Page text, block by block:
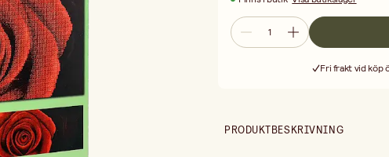
njutbar upplevelse:
Printed pattern: Ett tydligt
Nål & tråd: Specialverktyg
konstverk som utstrålar både
Fri frakt vid köp
PRODUKTBESKRIVNING